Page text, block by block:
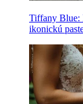
Tiffany Blue:
ikonickú